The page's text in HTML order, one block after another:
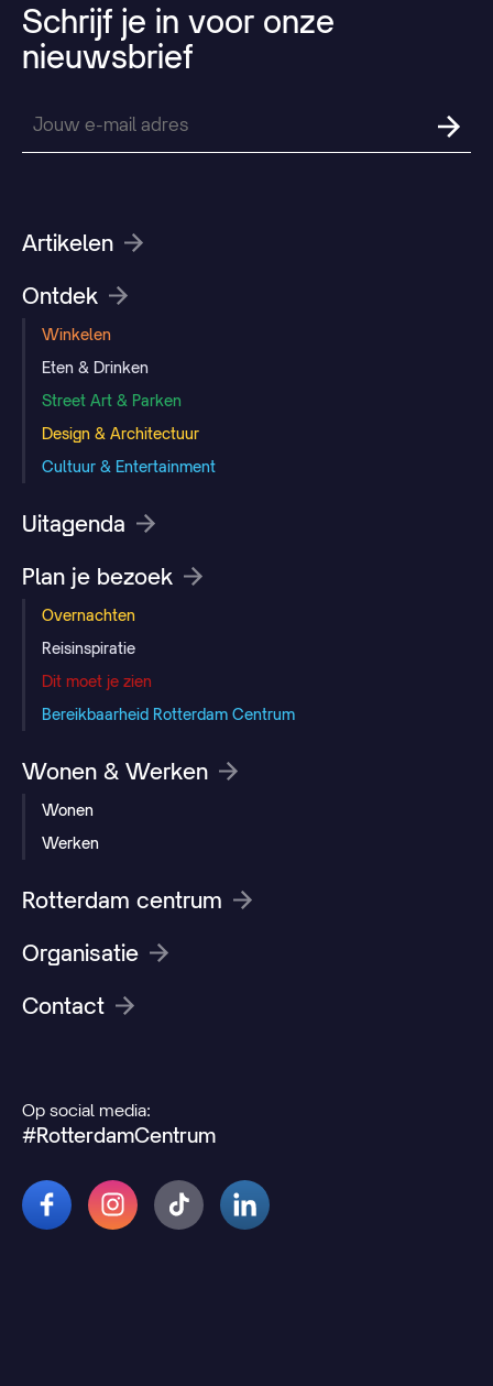
Schrijf je in voor onze
nieuwsbrief
Artikelen
Ontdek
Winkelen
Eten & Drinken
Street Art & Parken
Design & Architectuur
Cultuur & Entertainment
Uitagenda
Plan je bezoek
Overnachten
Reisinspiratie
Dit moet je zien
Bereikbaarheid Rotterdam Centrum
Wonen & Werken
Wonen
Werken
Rotterdam centrum
Organisatie
Contact
Op social media:
#RotterdamCentrum